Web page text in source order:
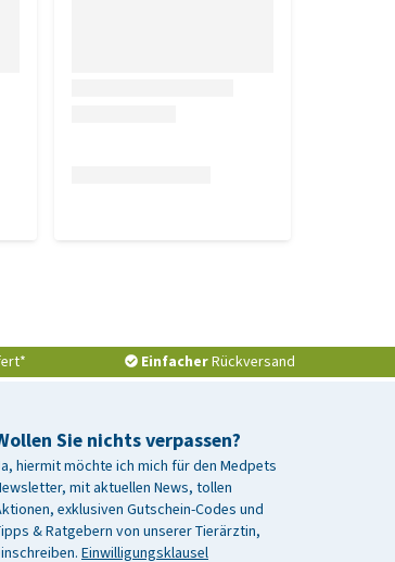
EinfacherRückversand
Sie nichts verpassen?
hiermit möchte ich mich für den Medpets
mit aktuellen News, tollen
exklusiven Gutschein-Codes und
& Ratgebern von unserer Tierärztin,
Einwilligungsklausel